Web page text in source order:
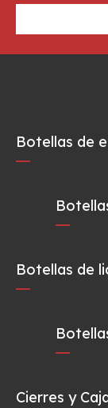
Botellas de
Botellas de
Cierres y